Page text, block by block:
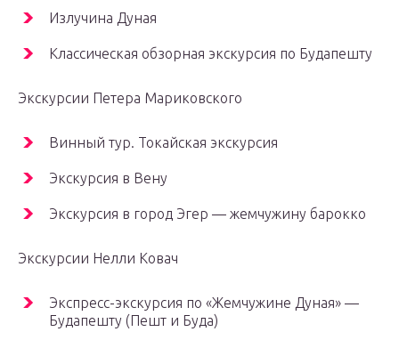
Излучина Дуная
Классическая обзорная экскурсия по Будапешту
Экскурсии Петера Мариковского
Винный тур. Токайская экскурсия
Экскурсия в Вену
Экскурсия в город Эгер — жемчужину барокко
Экскурсии Нелли Ковач
Экспресс-экскурсия по «Жемчужине Дуная» —
Будапешту (Пешт и Буда)